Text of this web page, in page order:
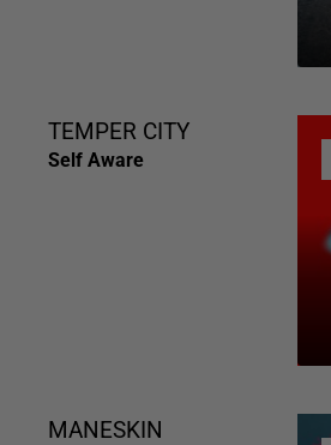
TEMPER CITY
Self Aware
MANESKIN